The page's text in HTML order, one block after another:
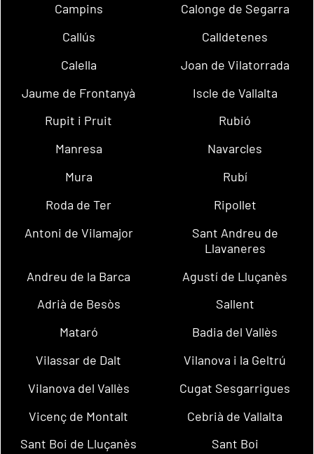
Campins
Calonge de Segarra
Callús
Calldetenes
Calella
Joan de Vilatorrada
Jaume de Frontanyà
Iscle de Vallalta
Rupit i Pruit
Rubió
Manresa
Navarcles
Mura
Rubí
Roda de Ter
Ripollet
Antoni de Vilamajor
Sant Andreu de
Llavaneres
Andreu de la Barca
Agustí de Lluçanès
Adrià de Besòs
Sallent
Mataró
Badia del Vallès
Vilassar de Dalt
Vilanova i la Geltrú
Vilanova del Vallès
Cugat Sesgarrigues
Vicenç de Montalt
Cebrià de Vallalta
Sant Boi de Lluçanès
Sant Boi